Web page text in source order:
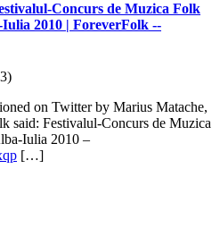
Concurs de Muzica Folk
2010 | ForeverFolk --
on Twitter by Marius Matache,
said: Festivalul-Concurs de Muzica
Iulia 2010 –
[…]